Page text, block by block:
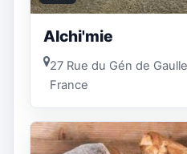
Alchi'mie
27 Rue du Gén de
France